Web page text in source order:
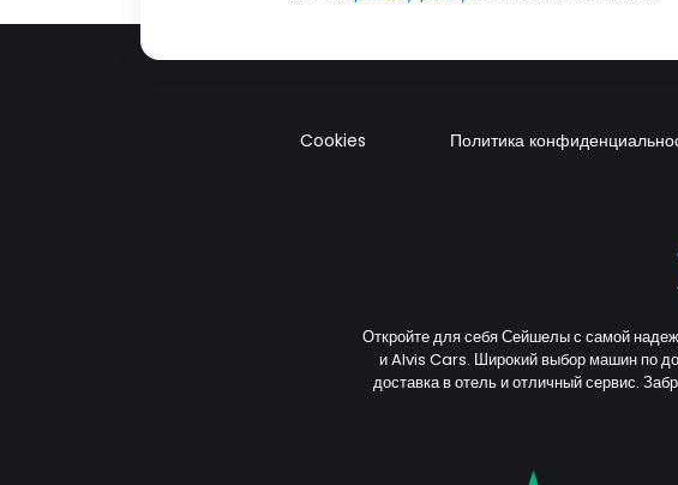
Cookies Политика
Откройте для себя Сейшелы с самой
и Alvis Cars. Широкий выбор машин по
доставка в отель и отличный сервис.